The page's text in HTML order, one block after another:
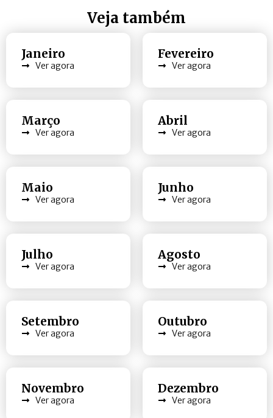
Veja também
Janeiro
Ver agora
Fevereiro
Ver agora
Março
Ver agora
Abril
Ver agora
Maio
Ver agora
Junho
Ver agora
Julho
Ver agora
Agosto
Ver agora
Setembro
Ver agora
Outubro
Ver agora
Novembro
Ver agora
Dezembro
Ver agora